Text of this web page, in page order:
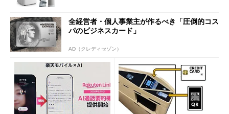
全経営者・個人事業主が作るべき「圧倒的コス
パのビジネスカード」
AD（クレディセゾン）